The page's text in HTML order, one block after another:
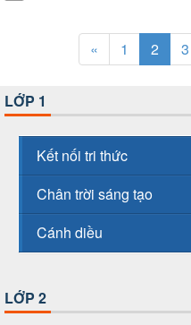
« 1 2 3
LỚP 1
Kết nối tri thức
Chân trời sáng tạo
Cánh diều
LỚP 2